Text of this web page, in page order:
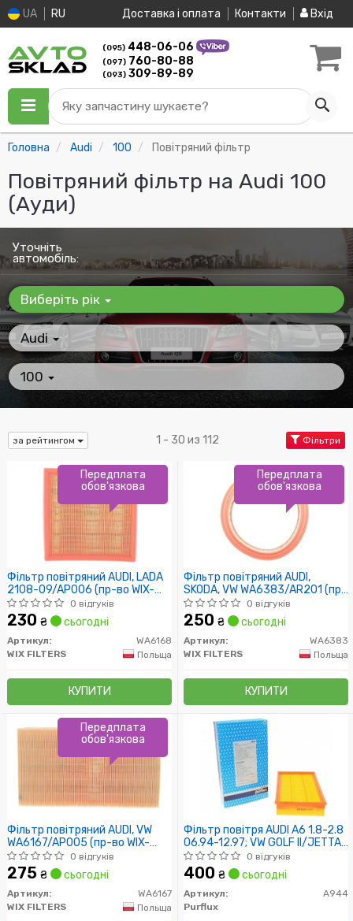
UA RU Доставка і оплата Контакти Вхід
(095) 448-06-06
(097) 760-80-88
(093) 309-89-89
Яку запчастину шукаєте?
Головна Audi 100 Повітряний фільтр
Повітряний фільтр на Audi 100
(Ауди)
Уточніть
автомобіль:
Виберіть рік
Audi
100
за рейтингом 1 - 30 из 112 Фільтри
Фільтр повітряний AUDI, LADA
2108-09/AP006 (пр-во WIX-
Filtron UA)
0 відгуків
230 ₴ сьогодні
Артикул:
WA6168
WIX FILTERS
Польща
КУПИТИ
Передплата
обов'язкова
Фільтр повітряний AUDI,
SKODA, VW WA6383/AR201 (пр-
во WIX-Filtron UA)
0 відгуків
250 ₴ сьогодні
Артикул:
WA6383
WIX FILTERS
Польща
КУПИТИ
Передплата
обов'язкова
Фільтр повітряний AUDI, VW
WA6167/AP005 (пр-во WIX-
Filtron UA)
0 відгуків
275 ₴ сьогодні
Артикул:
WA6167
WIX FILTERS
Польща
Передплата
обов'язкова
Фільтр повітря AUDI A6 1.8-2.8
06.94-12.97; VW GOLF II/JETTA
1.6-1.8 01.87-10.91
0 відгуків
400 ₴ сьогодні
Артикул:
A944
Purflux